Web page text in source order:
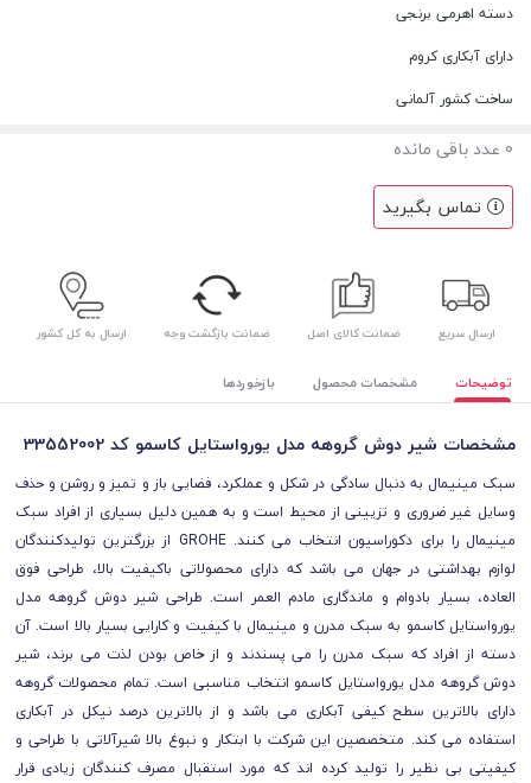
دسته اهرمی برنجی
دارای آبکاری کروم
ساخت کشور آلمانی
0 عدد باقی مانده
تماس بگیرید
ارسال سریع ضمانت کالای اصل ضمانت بازگشت وجه ارسال به کل کشور
توضیحات مشخصات محصول بازخوردها
مشخصات شیر دوش گروهه مدل یورواستایل کاسمو کد 33552002
سبک مینیمال به دنبال سادگی در شکل و عملکرد، فضایی باز و تمیز و روشن و حذف
وسایل غیر ضروری و تزیینی از محیط است و به همین دلیل بسیاری از افراد سبک
مینیمال را برای دکوراسیون انتخاب می کنند. GROHE از بزرگترین تولیدکنندگان
لوازم بهداشتی در جهان می باشد که دارای محصولاتی باکیفیت بالا، طراحی فوق
العاده، بسیار بادوام و ماندگاری مادم العمر است. طراحی شیر دوش گروهه مدل
یورواستایل کاسمو به سبک مدرن و مینیمال با کیفیت و کارایی بسیار بالا است. آن
دسته از افراد که سبک مدرن را می پسندند و از خاص بودن لذت می برند، شیر
دوش گروهه مدل یورواستایل کاسمو انتخاب مناسبی است. تمام محصولات گروهه
دارای بالاترین سطح کیفی آبکاری می باشد و از بالاترین درصد نیکل در آبکاری
استفاده می کند. متخصصین این شرکت با ابتکار و نبوغ بالا شیرآلاتی با طراحی و
کیفیتی بی نظیر را تولید کرده اند که مورد استقبال مصرف کنندگان زیادی قرار